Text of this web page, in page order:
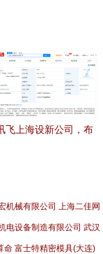
飞上海设新公司，布
机械有限公司 上海二佳网
电设备制造有限公司 武汉
命 富士特精密模具(大连)